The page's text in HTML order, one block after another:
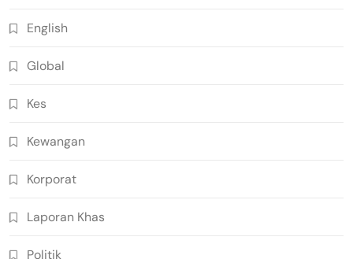
English
Global
Kes
Kewangan
Korporat
Laporan Khas
Politik